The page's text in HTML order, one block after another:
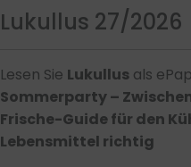
Lukullus 27/2026
Lesen Sie Lukullus als
Sommerparty –
Frische-Guide für den
Lebensmittel richtig